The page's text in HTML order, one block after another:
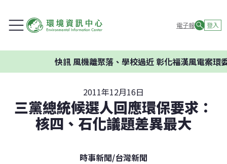
電子報 登入
快訊風機離聚落、學校過近 彰化福漢風電案環委
2011年12月16日
三黨總統候選人回應環保要求：
核四、石化議題差異最大
時事新聞/台灣新聞